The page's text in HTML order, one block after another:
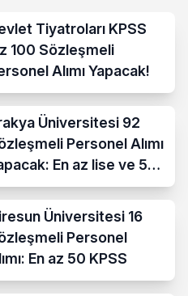
Tiyatroları KPSS
100 Sözleşmeli
Alımı Yapacak!
Üniversitesi 92
Personel Alımı
En az lise ve 50
İle
Üniversitesi 16
Personel
En az 50 KPSS